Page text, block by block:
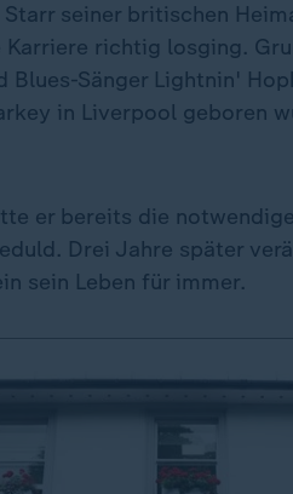
seiner britischen
richtig losging.
Blues-Sänger Lightnin'
in Liverpool geboren
er bereits die
Drei Jahre später
sein Leben für immer.